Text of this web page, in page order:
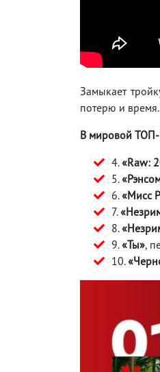
Замыкает
потерю и
В мировой
4.«Raw:
5.
6.«Мисс
7.
8.
9.«Ты»,
10.